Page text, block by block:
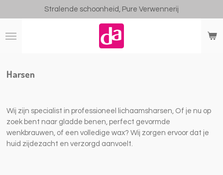
direct
naar
Stralende schoonheid, Pure Verwennerij
Harsen
Wij zijn specialist in professioneel lichaamsharsen, Of je nu op
zoek bent naar gladde benen, perfect gevormde
wenkbrauwen, of een volledige wax? Wij zorgen ervoor dat je
huid zijdezacht en verzorgd aanvoelt.